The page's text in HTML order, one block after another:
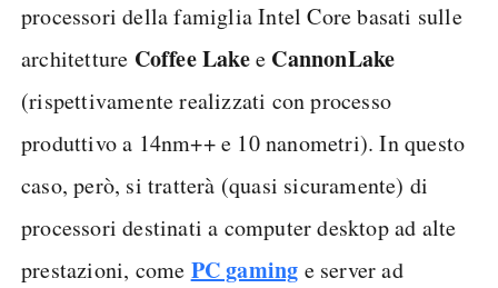
processori della famiglia Intel Core basati sulle
architetture Coffee Lakee CannonLake
(rispettivamente realizzati con processo
produttivo a 14nm++ e 10 nanometri). In questo
caso, però, si tratterà (quasi sicuramente) di
processori destinati a computer desktop ad alte
prestazioni, come PC gaming e server ad